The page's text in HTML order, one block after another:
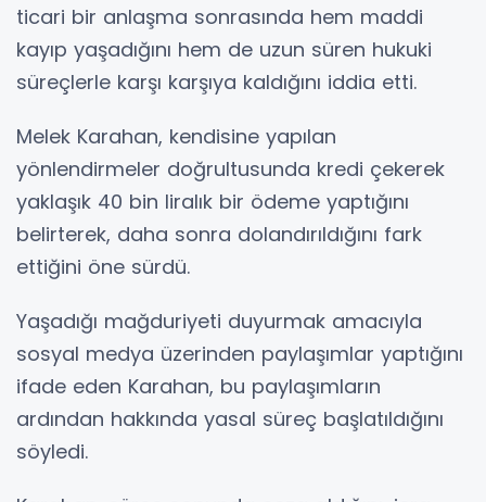
ticari bir anlaşma sonrasında hem maddi
kayıp yaşadığını hem de uzun süren hukuki
süreçlerle karşı karşıya kaldığını iddia etti.
Melek Karahan, kendisine yapılan
yönlendirmeler doğrultusunda kredi çekerek
yaklaşık 40 bin liralık bir ödeme yaptığını
belirterek, daha sonra dolandırıldığını fark
ettiğini öne sürdü.
Yaşadığı mağduriyeti duyurmak amacıyla
sosyal medya üzerinden paylaşımlar yaptığını
ifade eden Karahan, bu paylaşımların
ardından hakkında yasal süreç başlatıldığını
söyledi.